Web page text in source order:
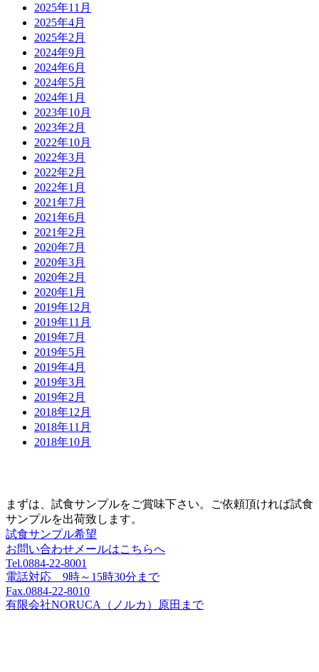
2025年11月
2025年4月
2025年2月
2024年9月
2024年6月
2024年5月
2024年1月
2023年10月
2023年2月
2022年10月
2022年3月
2022年2月
2022年1月
2021年7月
2021年6月
2021年2月
2020年7月
2020年3月
2020年2月
2020年1月
2019年12月
2019年11月
2019年7月
2019年5月
2019年4月
2019年3月
2019年2月
2018年12月
2018年11月
2018年10月
まずは、試食サンプルをご賞味下さい。
ご依頼頂ければ試食
サンプルを出荷致します。
試食サンプル希望
お問い合わせメールはこちらへ
Tel.0884-22-8001
電話対応 9時～15時30分まで
Fax.0884-22-8010
有限会社NORUCA（ノルカ）原田まで